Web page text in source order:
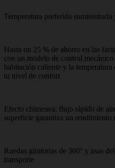
Temperatura preferida
Hasta un 25 % de ahorro en las
con un modelo de control
habitación caliente y la
tu nivel de confort
Efecto chimenea: flujo rápido de
superficie garantiza un rendimiento
Ruedas giratorias de 360° y asas
transporte